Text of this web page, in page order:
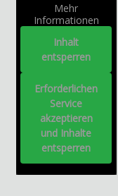
Mehr
Informationen
Inhalt
entsperren
Erforderlichen
Service
akzeptieren
und Inhalte
entsperren